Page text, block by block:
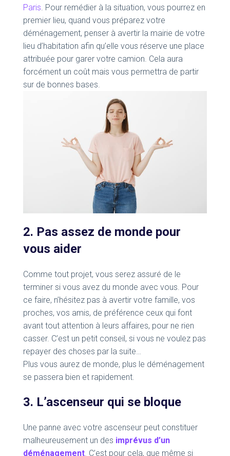
Paris. Pour remédier à la situation, vous pourrez en
premier lieu, quand vous préparez votre
déménagement, penser à avertir la mairie de votre
lieu d’habitation afin qu’elle vous réserve une place
attribuée pour garer votre camion. Cela aura
forcément un coût mais vous permettra de partir
sur de bonnes bases.
2. Pas assez de monde pour
vous aider
Comme tout projet, vous serez assuré de le
terminer si vous avez du monde avec vous. Pour
ce faire, n’hésitez pas à avertir votre famille, vos
proches, vos amis, de préférence ceux qui font
avant tout attention à leurs affaires, pour ne rien
casser. C’est un petit conseil, si vous ne voulez pas
repayer des choses par la suite…
Plus vous aurez de monde, plus le déménagement
se passera bien et rapidement.
3. L’ascenseur qui se bloque
Une panne avec votre ascenseur peut constituer
malheureusement un des imprévus d’un
déménagement. C’est pour cela, que même si